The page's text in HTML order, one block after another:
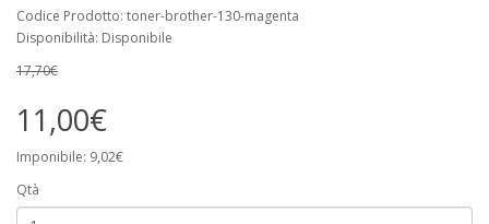
Codice Prodotto: toner-brother-130-magenta
Disponibilità: Disponibile
17,70€
11,00€
Imponibile: 9,02€
Qtà